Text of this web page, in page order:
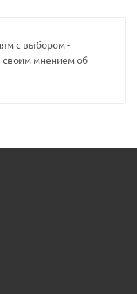
с выбором -
своим мнением об